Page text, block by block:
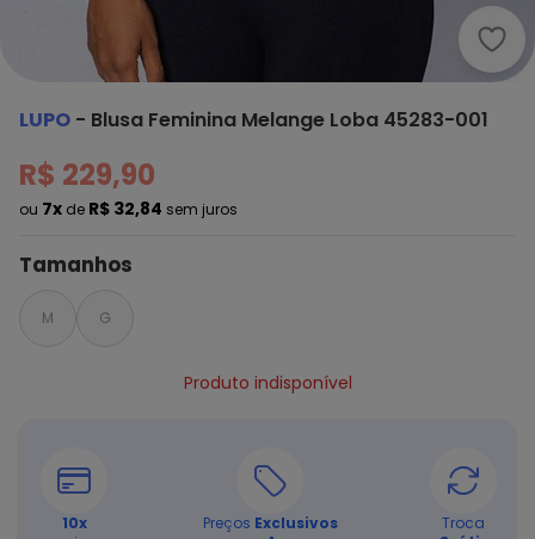
LUPO - Blusa Feminina Melange Loba 45283-001
R$ 229,90
ou 7x de R$ 32,84 sem juros
Tamanhos
M G
Produto indisponível
10x
Preços Exclusivos
Troca